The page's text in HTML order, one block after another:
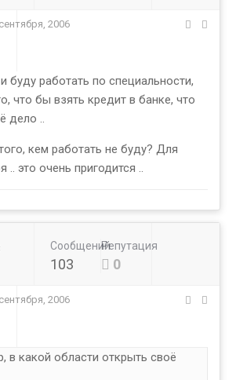
2006
буду работать по специальности,
что бы взять кредит в банке, что
дело ..
кем работать не буду? Для
.. это очень пригодится ..
Сообщений
103
Репутация
0
2006
в какой области открыть своё